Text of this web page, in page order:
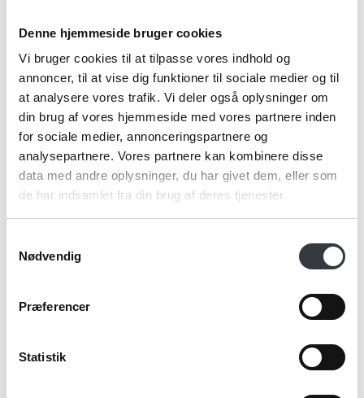
Denne hjemmeside bruger cookies
Vi bruger cookies til at tilpasse vores indhold og
annoncer, til at vise dig funktioner til sociale medier og til
at analysere vores trafik. Vi deler også oplysninger om
din brug af vores hjemmeside med vores partnere inden
for sociale medier, annonceringspartnere og
analysepartnere. Vores partnere kan kombinere disse
data med andre oplysninger, du har givet dem, eller som
de har indsamlet fra din brug af deres tjenester.
Nødvendig
Præferencer
Statistik
Telefonnr.*
Email*
Kommentar
specialistens